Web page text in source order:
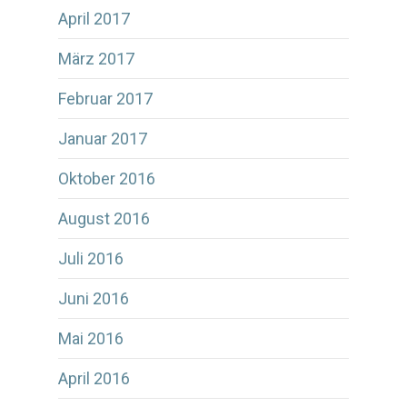
April 2017
März 2017
Februar 2017
Januar 2017
Oktober 2016
August 2016
Juli 2016
Juni 2016
Mai 2016
April 2016